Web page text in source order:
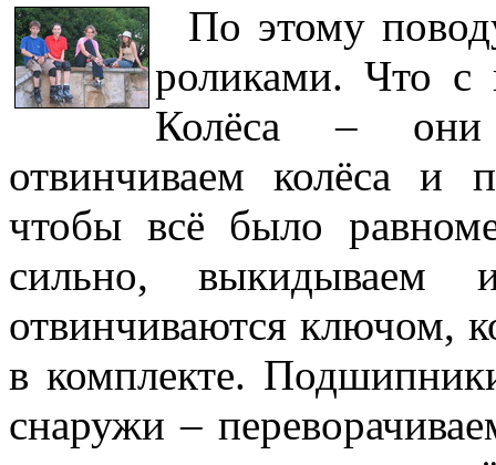
По этому
роликами. Что с
Колёса – они
отвинчиваем колёса и
чтобы всё было
сильно, выкидываем
отвинчиваются ключом,
в комплекте.
снаружи –